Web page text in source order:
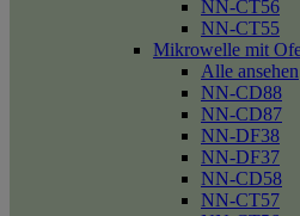
NN-CT56
NN-CT55
Mikrowelle mit
Alle ansehen
NN-CD88
NN-CD87
NN-DF38
NN-DF37
NN-CD58
NN-CT57